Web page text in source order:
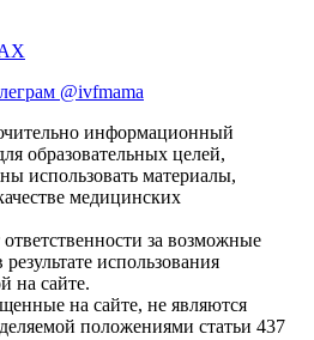
@ivfmama
информационный
образовательных целей,
использовать материалы,
медицинских
за возможные
использования
на сайте.
на сайте, не являются
положениями статьи 437